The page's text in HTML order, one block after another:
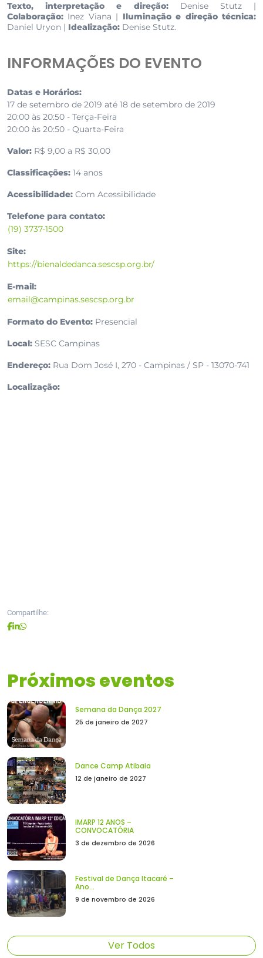
Texto, interpretação e direção:Denise Stutz |
Colaboração: Inez Viana | Iluminação e direção técnica:
Daniel Uryon | Idealização: Denise Stutz.
INFORMAÇÕES DO EVENTO
Datas e Horários:
17 de setembro de 2019 até 18 de setembro de 2019
20:00 às 20:50 - Terça-Feira
20:00 às 20:50 - Quarta-Feira
Valor: R$ 9,00 a R$ 30,00
Classificações: 14 anos
Acessibilidade: Com Acessibilidade
Telefone para contato:
(19) 3737-1500
Site:
https://bienaldedanca.sescsp.org.br/
E-mail:
email@campinas.sescsp.org.br
Formato do Evento: Presencial
Local: SESC Campinas
Endereço: Rua Dom José I, 270 - Campinas / SP - 13070-741
Localização:
Compartilhe:
Próximos eventos
Semana da Dança 2027
25 de janeiro de 2027
Dance Camp Atibaia
12 de janeiro de 2027
IMARP 12 ANOS –
CONVOCATÓRIA
3 de dezembro de 2026
Festival de Dança Itacaré –
Ano...
9 de novembro de 2026
Ver Todos